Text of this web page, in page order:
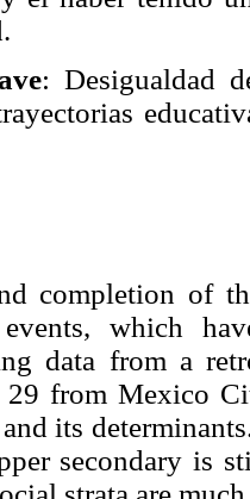
: Desigualdad
completion of
events, which
data from a
29 from Mexico
its
secondary is